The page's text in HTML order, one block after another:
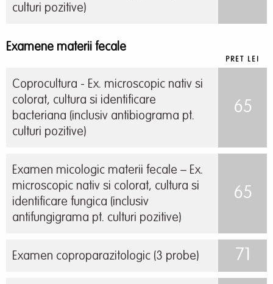
culturi pozitive)
Examene materii fecale
PRET LEI
Coprocultura - Ex. microscopic nativ si
colorat, cultura si identificare
bacteriana (inclusiv antibiograma pt.
culturi pozitive)
65
Examen micologic materii fecale – Ex.
microscopic nativ si colorat, cultura si
identificare fungica (inclusiv
antifungigrama pt. culturi pozitive)
65
Examen coproparazitologic (3 probe) 71